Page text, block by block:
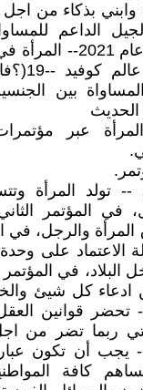
بذكاء من اجل
الجيل الداعم
حقوق المرأة، في عام
مستقبل
2022-- المساواة بين
عبر مؤتمرات
-- تولد المرأة
في المؤتمر
المرأة والرجل، في
على وحدة
البلاد، في
ادعاء كل شيئ
تحضر قوانين
التي ربما تضر من
يجب أن تكون
كافة